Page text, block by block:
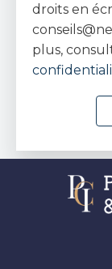
droits en
plus,